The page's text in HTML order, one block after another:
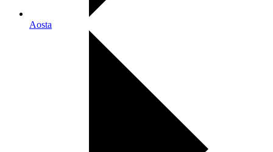
Aosta